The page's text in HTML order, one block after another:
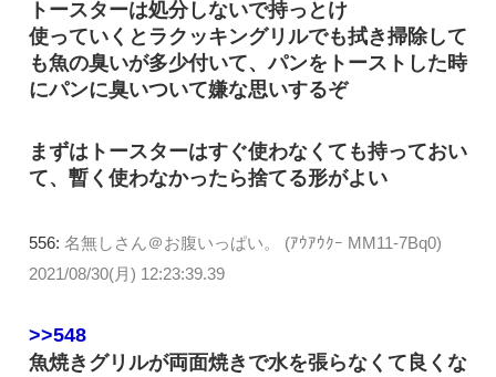
トースターは処分しないで持っとけ
使っていくとラクッキングリルでも拭き掃除して
も魚の臭いが多少付いて、パンをトーストした時
にパンに臭いついて嫌な思いするぞ
まずはトースターはすぐ使わなくても持っておい
て、暫く使わなかったら捨てる形がよい
556: 名無しさん＠お腹いっぱい。 (ｱｳｱｳｸｰ MM11-7Bq0)
2021/08/30(月) 12:23:39.39
>>548
魚焼きグリルが両面焼きで水を張らなくて良くな